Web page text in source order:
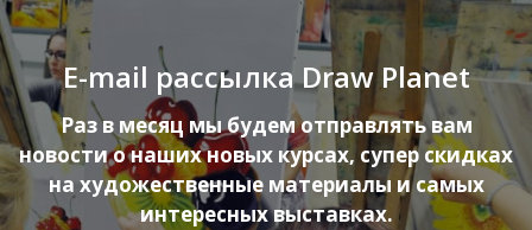
E-mail рассылка Draw Planet
Раз в месяц мы будем отправлять вам
новости о наших новых курсах, супер скидках
на художественные материалы и самых
интересных выставках.